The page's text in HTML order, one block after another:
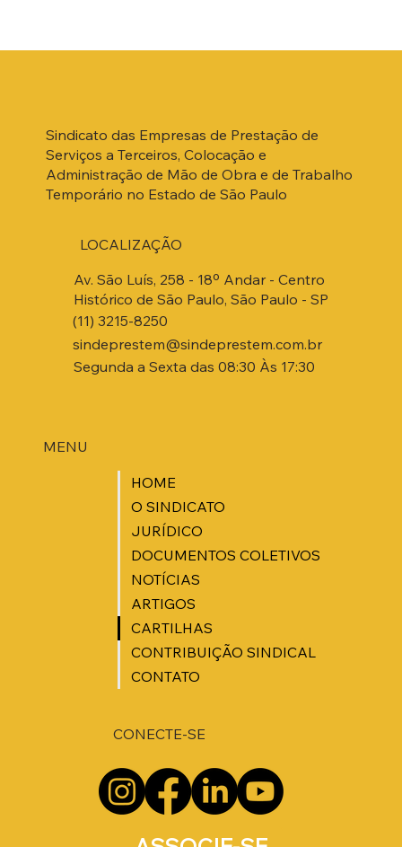
Sindicato das Empresas de Prestação de
Serviços a Terceiros, Colocação e
Administração de Mão de Obra e de Trabalho
Temporário no Estado de São Paulo
MENU
HOME
O SINDICATO
JURÍDICO
DOCUMENTOS COLETIVOS
NOTÍCIAS
ARTIGOS
CARTILHAS
CONTRIBUIÇÃO SINDICAL
CONTATO
Av. São Luís, 258 - 18º Andar - Centro
Histórico de São Paulo, São Paulo - SP
(11) 3215-8250
sindeprestem@sindeprestem.com.br
Segunda a Sexta das 08:30 Às 17:30
LOCALIZAÇÃO
CONECTE-SE